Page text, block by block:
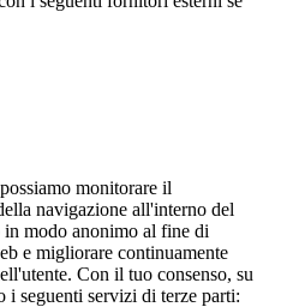
monitorare il
navigazione all'interno del
modo anonimo al fine di
e migliorare continuamente
Con il tuo consenso, su
i seguenti servizi di terze parti: